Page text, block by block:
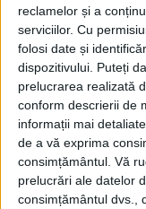
reclamelor și a
serviciilor. Cu
folosi date și
dispozitivului. Puteți
prelucrarea realizată
conform descrierii de
informații mai
de a vă exprima
consimțământul. Vă
prelucrări ale datelor
consimțământul dvs.,
VÂNĂTORUL
Sub
locuit o vreme